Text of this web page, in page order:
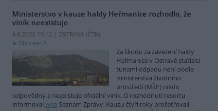
Ministerstvo v kauze haldy Heřmanice rozhodlo, že
viník neexistuje
4.8.2026 19:12 | OSTRAVA (ČTK)
Diskuse: 2
Za škodu za zavezení haldy
Heřmanice v Ostravě statisíci
tunami odpadu není podle
ministerstva životního
prostředí (MŽP) nikdo
odpovědný a neexistuje oficiální viník. O rozhodnutí resortu
informoval web Seznam Zprávy. Kauzu čtyři roky prošetřovali